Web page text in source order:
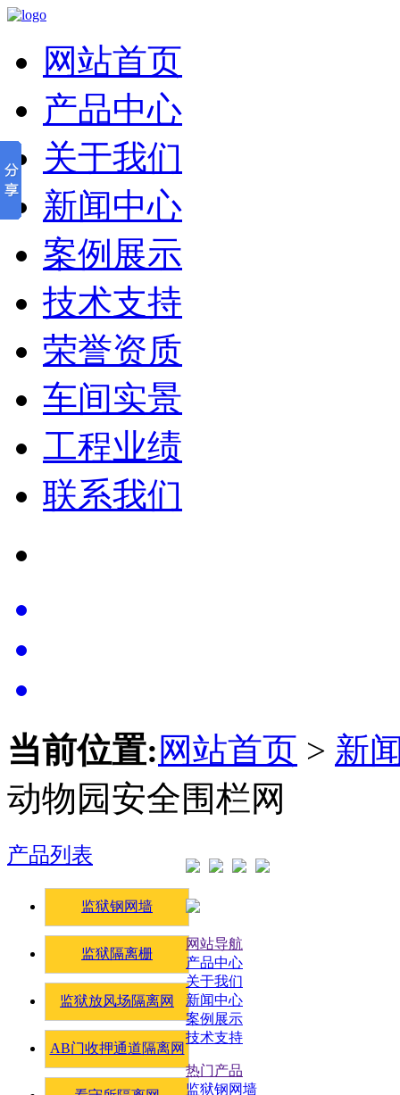
网站首页
产品中心
关于我们
新闻中心
案例展示
技术支持
荣誉资质
车间实景
工程业绩
联系我们
当前位置: 网站首页 > 新
动物园安全围栏网
产品列表
监狱钢网墙
监狱隔离栅
监狱放风场隔离网
AB门收押通道隔离网
网站导航
产品中心
关于我们
新闻中心
案例展示
技术支持
热门产品
监狱钢网墙